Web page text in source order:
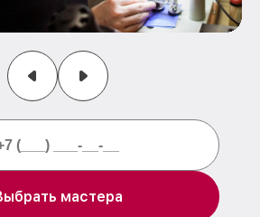
мастера